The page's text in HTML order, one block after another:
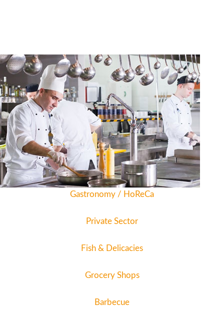
Gastronomy / HoReCa
Private Sector
Fish & Delicacies
Grocery Shops
Barbecue